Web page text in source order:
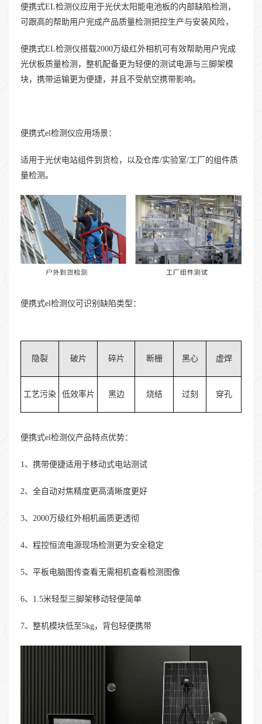
便携式EL检测仪应用于光伏太阳能电池板的内部缺陷检测，
可跟高的帮助用户完成产品质量检测把控生产与安装风险，
便携式EL检测仪搭载2000万级红外相机可有效帮助用户完成
光伏板质量检测，整机配备更为轻便的测试电源与三脚架模
块，携带运输更为便捷，并且不受航空携带影响。
便携式el检测仪应用场景：
适用于光伏电站组件到货检，以及仓库/实验室/工厂的组件质
量检测。
便携式el检测仪可识别缺陷类型：
隐裂 破片 碎片 断栅 黑心 虚焊
工艺污染 低效率片 黑边 烧结 过刻 穿孔
便携式el检测仪产品特点优势：
1、携带便捷适用于移动式电站测试
2、全自动对焦精度更高清晰度更好
3、2000万级红外相机画质更透彻
4、程控恒流电源现场检测更为安全稳定
5、平板电脑图传查看无需相机查看检测图像
6、1.5米轻型三脚架移动轻便简单
7、整机模块低至5kg，背包轻便携带